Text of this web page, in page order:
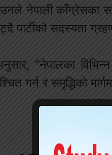
नेपाली काँग्रेसका
पार्टीको सदस्यता
“नेपालका
गर्न र समृद्धिको